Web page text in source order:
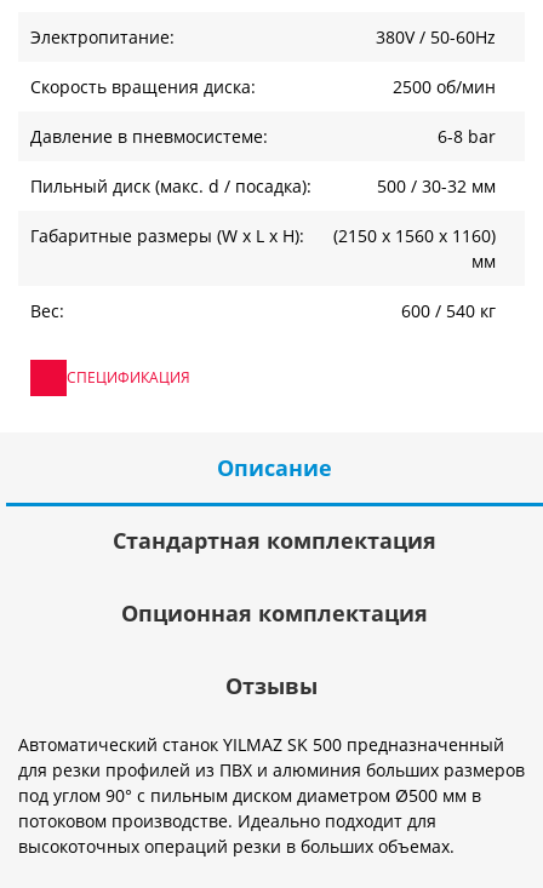
Электропитание: 380V / 50-60Hz
Скорость вращения диска: 2500 об/мин
Давление в пневмосистеме: 6-8 bar
Пильный диск (макс. d / посадка): 500 / 30-32 мм
Габаритные размеры (W x L x H):
(2150 х 1560 х 1160)
мм
Вес: 600 / 540 кг
СПЕЦИФИКАЦИЯ
Описание
Стандартная комплектация
Опционная комплектация
Отзывы
Автоматический станок YILMAZ SK 500 предназначенный
для резки профилей из ПВХ и алюминия больших размеров
под углом 90° с пильным диском диаметром Ø500 мм в
потоковом производстве. Идеально подходит для
высокоточных операций резки в больших объемах.